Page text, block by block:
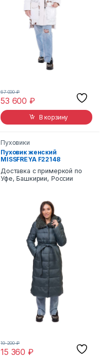
53 600₽
67 000₽
В корзину
Пуховики
Пуховик женский
MISSFREYA F22148
Доставка с примеркой по
Уфе, Башкирии, России
15 360₽
19 200₽